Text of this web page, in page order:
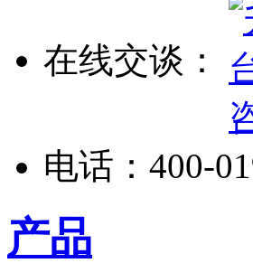
在线交谈：
电话： 400-
产品